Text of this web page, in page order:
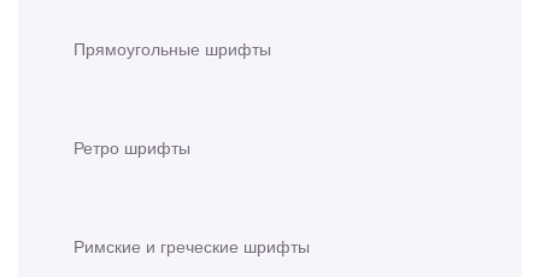
Прямоугольные шрифты
Ретро шрифты
Римские и греческие шрифты